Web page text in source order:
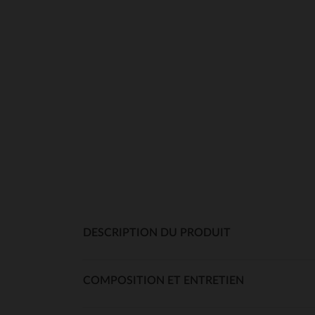
DESCRIPTION DU PRODUIT
COMPOSITION ET ENTRETIEN